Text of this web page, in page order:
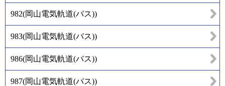
982(岡山電気軌道(バス))
983(岡山電気軌道(バス))
986(岡山電気軌道(バス))
987(岡山電気軌道(バス))